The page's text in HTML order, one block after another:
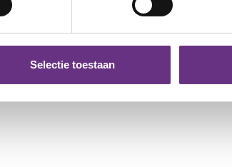
over uw gebruik van onze site met
deze gegevens combineren met
Selectie toestaan